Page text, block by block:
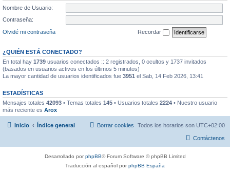
Nombre de Usuario:
Contraseña:
Olvidé mi contraseña
Recordar
¿QUIÉN ESTÁ CONECTADO?
En total hay 1739 usuarios conectados :: 2 registrados, 0 ocultos y 1737 invitados
(basados en usuarios activos en los últimos 5 minutos)
La mayor cantidad de usuarios identificados fue 3951 el Sab, 14 Feb 2026, 13:41
ESTADÍSTICAS
Mensajes totales 42093 • Temas totales 145 • Usuarios totales 2224 • Nuestro usuario
más reciente es Arox
Inicio Índice general Todos los horarios son UTC+02:00
Borrar cookies
Contáctenos
Desarrollado porphpBB® Forum Software © phpBB Limited
Traducción al español porphpBB España